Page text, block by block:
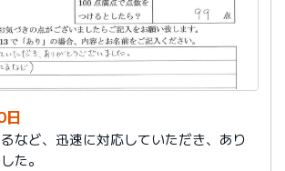
など、迅速に対応していただき、あり
た。